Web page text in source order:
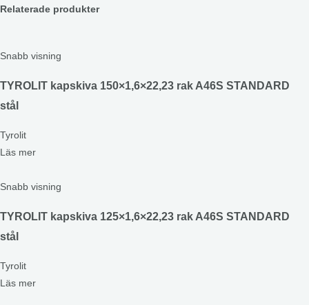
Relaterade produkter
Snabb visning
TYROLIT kapskiva 150×1,6×22,23 rak A46S STANDARD
stål
Tyrolit
Läs mer
Snabb visning
TYROLIT kapskiva 125×1,6×22,23 rak A46S STANDARD
stål
Tyrolit
Läs mer